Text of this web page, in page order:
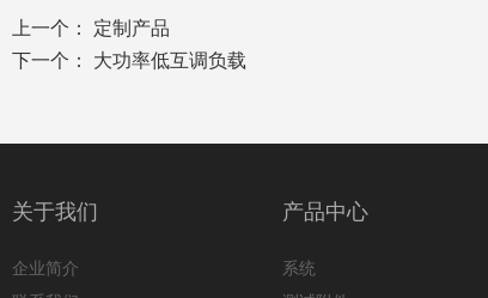
上一个： 定制产品
下一个： 大功率低互调负载
关于我们
企业简介
产品中心
系统